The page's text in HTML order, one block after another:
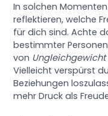
In solchen
reflektieren, welche
für dich sind. Achte
bestimmter
von Ungleichgewicht
Vielleicht verspürst
Beziehungen
mehr Druck als